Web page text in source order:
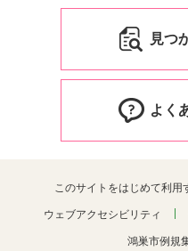
見つ
よく
このサイトをはじめて利用
ウェブアクセシビリティ
鴻巣市例規